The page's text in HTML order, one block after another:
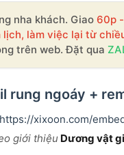
nha khách. Giao 60p
làm việc lại từ
trên web. Đặt qua
rung ngoáy +
https://xixoon.com/
giới thiệu Dương vật